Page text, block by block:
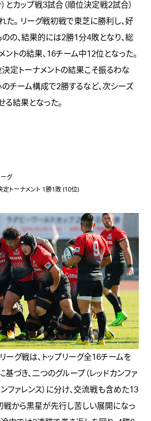
とカップ戦3試合（順位決定戦2試合）
た。 リーグ戦初戦で東芝に勝利し、好
のの、結果的には2勝1分4敗となり、総
トの結果、16チーム中12位となった。
決定トーナメントの結果こそ振るわな
のチーム構成で2勝するなど、次シーズ
る結果となった。
ーグ
トーナメント 1勝1敗 (10位)
グ戦は、トップリーグ全16チームを
づき、二つのグループ（レッドカンファ
ファレンス）に分け、交流戦も含めた13
戦から黒星が先行し苦しい展開になっ